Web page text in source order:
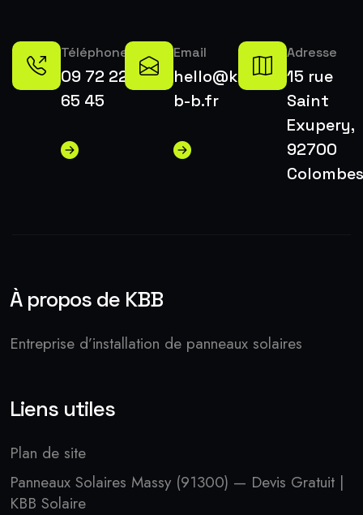
Téléphone
09 72 22
65 45
Email
hello@k-
b-b.fr
Adresse
15 rue
Saint
Exupery,
92700
Colombes
À propos de KBB
Entreprise d’installation de panneaux solaires
Liens utiles
Plan de site
Panneaux Solaires Massy (91300) — Devis Gratuit |
KBB Solaire